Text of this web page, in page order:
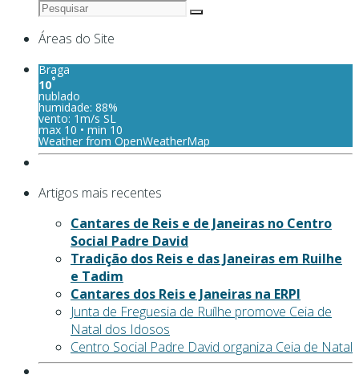
Áreas do Site
Braga
10°
nublado
humidade: 88%
vento: 1m/s SL
max 10 • min 10
Weather from OpenWeatherMap
Artigos mais recentes
Cantares de Reis e de Janeiras no Centro
Social Padre David
Tradição dos Reis e das Janeiras em Ruilhe
e Tadim
Cantares dos Reis e Janeiras na ERPI
Junta de Freguesia de Ruílhe promove Ceia de
Natal dos Idosos
Centro Social Padre David organiza Ceia de Natal